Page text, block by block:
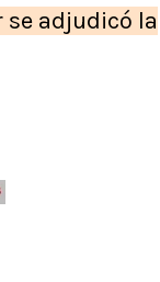
adjudicó la